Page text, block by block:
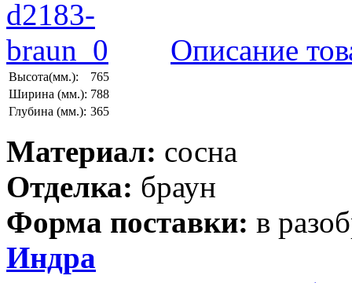
Описание
Высота(мм.):
765
Ширина (мм.): 788
Глубина (мм.): 365
Материал: сосна
Отделка: браун
Форма поставки: в
Индра